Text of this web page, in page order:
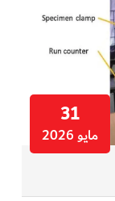
31
مايو 2026